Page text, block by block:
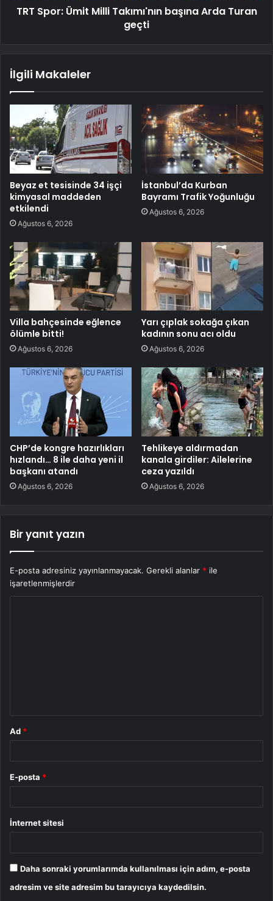
TRT Spor: Ümit Milli Takımı'nın başına Arda Turan
geçti
İlgili Makaleler
Beyaz et tesisinde 34 işçi
kimyasal maddeden
etkilendi
Ağustos 6, 2026
İstanbul’da Kurban
Bayramı Trafik Yoğunluğu
Ağustos 6, 2026
Villa bahçesinde eğlence
ölümle bitti!
Ağustos 6, 2026
Yarı çıplak sokağa çıkan
kadının sonu acı oldu
Ağustos 6, 2026
CHP’de kongre hazırlıkları
hızlandı… 8 ile daha yeni il
başkanı atandı
Ağustos 6, 2026
Tehlikeye aldırmadan
kanala girdiler: Ailelerine
ceza yazıldı
Ağustos 6, 2026
Bir yanıt yazın
E-posta adresiniz yayınlanmayacak. Gerekli alanlar * ile
işaretlenmişlerdir
Ad *
E-posta *
İnternet sitesi
Daha sonraki yorumlarımda kullanılması için adım, e-posta
adresim ve site adresim bu tarayıcıya kaydedilsin.